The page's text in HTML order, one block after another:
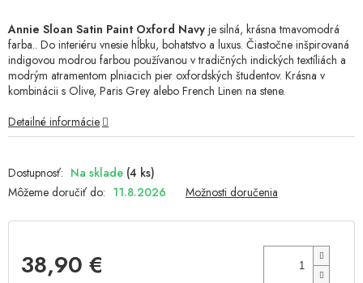
Na sklade (4 ks)
Môžeme doručiť do: 11.8.2026 Možnosti doručenia
38,90 €
Annie Sloan Satin Paint Oxford Navy je silná, krásna tmavomodrá
farba.. Do interiéru vnesie hĺbku, bohatstvo a luxus. Čiastočne inšpirovaná
indigovou modrou farbou používanou v tradičných indických textíliách a
modrým atramentom plniacich pier oxfordských študentov. Krásna v
kombinácii s Olive, Paris Grey alebo French Linen na stene.
Detailné informácie
z
5
hviezdičiek.